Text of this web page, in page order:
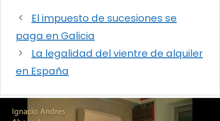
El impuesto de sucesiones se
paga en Galicia
La legalidad del vientre de alquiler
en España